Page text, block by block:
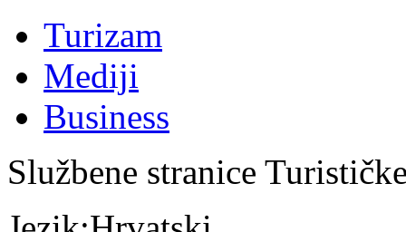
Turizam
Mediji
Business
Službene stranice